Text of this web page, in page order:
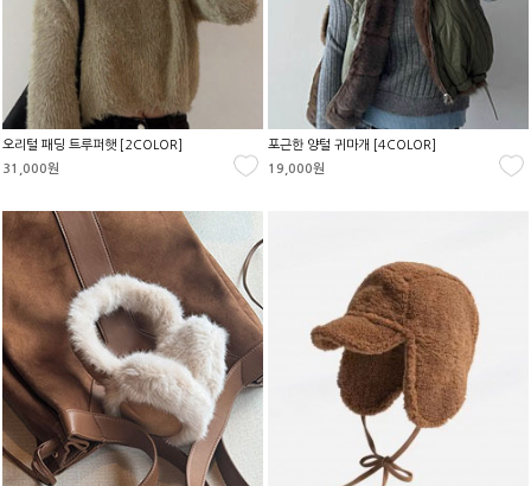
오리털 패딩 트루퍼햇 [2COLOR]
31,000원
포근한 양털 귀마개 [4COLOR]
19,000원